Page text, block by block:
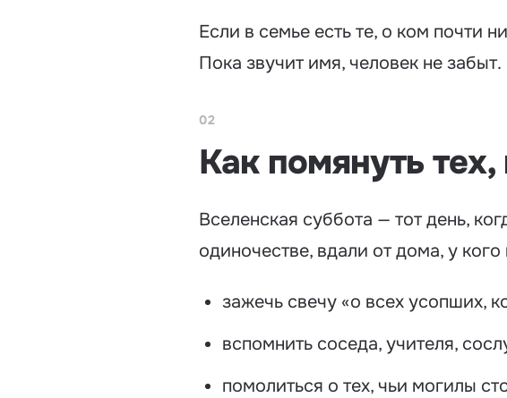
Если в семье есть те, о ком почти
Пока звучит имя, человек не забыт.
02
Как помянуть
Вселенская суббота — тот день,
одиночестве, вдали от дома, у
зажечь свечу «о всех усопших,
вспомнить соседа, учителя,
помолиться о тех, чьи могилы